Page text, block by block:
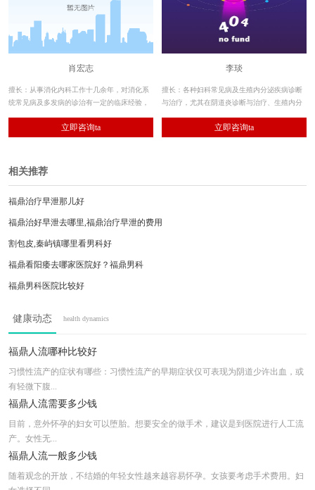
肖宏志
擅长：从事消化内科工作十几余年，对消化系
统常见病及多发病的诊治有一定的临床经验，
立即咨询ta
李琰
擅长：各种妇科常见病及生殖内分泌疾病诊断
与治疗，尤其在阴道炎诊断与治疗、生殖内分
期综合症、多囊卵巢综合症）等方面经验丰
立即咨询ta
相关推荐
福鼎治疗早泄那儿好
福鼎治好早泄去哪里,福鼎治疗早泄的费用
割包皮,秦屿镇哪里看男科好
福鼎看阳痿去哪家医院好？福鼎男科
福鼎男科医院比较好
福鼎男科去哪个医院比较好
福鼎男科的检查哪家医院好
福鼎哪里看男科好
健康动态 health dynamics
福鼎人流哪种比较好
习惯性流产的症状有哪些：习惯性流产的早期症状仅可表现为阴道少许出血，或
有轻微下腹...
福鼎人流需要多少钱
目前，意外怀孕的妇女可以堕胎。想要安全的做手术，建议是到医院进行人工流
产。女性无...
福鼎人流一般多少钱
随着观念的开放，不结婚的年轻女性越来越容易怀孕。女孩要考虑手术费用。妇